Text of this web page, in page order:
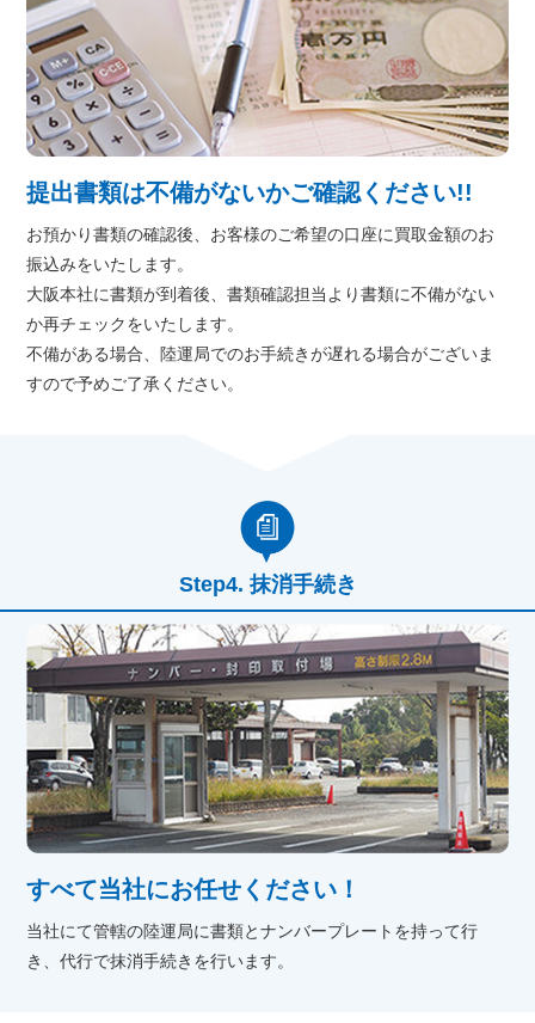
提出書類は不備がないかご確認ください!!
お預かり書類の確認後、お客様のご希望の口座に買取金額のお
振込みをいたします。
大阪本社に書類が到着後、書類確認担当より書類に不備がない
か再チェックをいたします。
不備がある場合、陸運局でのお手続きが遅れる場合がございま
すので予めご了承ください。
抹消手続き
すべて当社にお任せください！
当社にて管轄の陸運局に書類とナンバープレートを持って行
き、代行で抹消手続きを行います。